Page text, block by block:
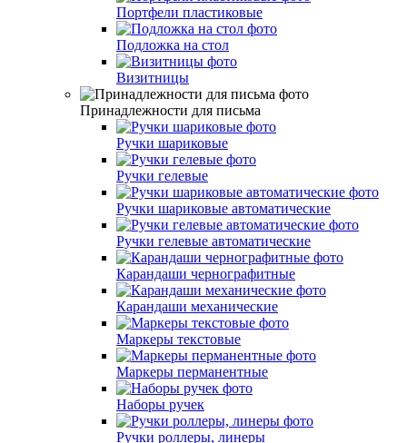
Портфели пластиковые
Подложка на стол
Визитницы
Принадлежности для письма
Ручки шариковые
Ручки гелевые
Ручки шариковые автоматические
Ручки гелевые автоматические
Карандаши чернографитные
Карандаши механические
Маркеры текстовые
Маркеры перманентные
Наборы ручек
Ручки роллеры, линеры